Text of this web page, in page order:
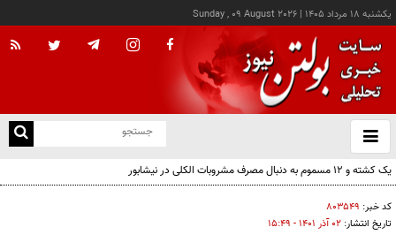
يکشنبه ۱۸ مرداد ۱۴۰۵ |
Sunday , 09 August 2026
باز
و
یک کشته و ۱۲ مسموم به دنبال مصرف مشروبات الکلی در نیشابور
کد خبر: ۸۰۳۵۴۹
تاریخ انتشار: ۰۲ آذر ۱۴۰۱ - ۱۵:۴۹